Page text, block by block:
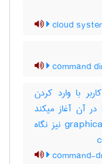
cloud
command
با وارد کردن
آن آغاز میکند
مقایسه کنید با ‎graphical user interface نیز نگاه
command-